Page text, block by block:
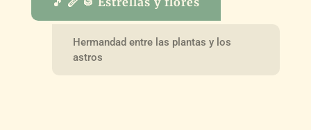
Hermandad entre las plantas y los
astros